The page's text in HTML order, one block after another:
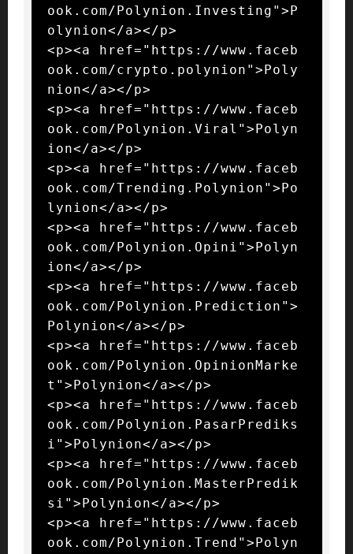
ook.com/Polynion.Investing">P
olynion</a></p>
<p><a href="https://www.faceb
ook.com/crypto.polynion">Poly
nion</a></p>
<p><a href="https://www.faceb
ook.com/Polynion.Viral">Polyn
ion</a></p>
<p><a href="https://www.faceb
ook.com/Trending.Polynion">Po
lynion</a></p>
<p><a href="https://www.faceb
ook.com/Polynion.Opini">Polyn
ion</a></p>
<p><a href="https://www.faceb
ook.com/Polynion.Prediction">
Polynion</a></p>
<p><a href="https://www.faceb
ook.com/Polynion.OpinionMarke
t">Polynion</a></p>
<p><a href="https://www.faceb
ook.com/Polynion.PasarPrediks
i">Polynion</a></p>
<p><a href="https://www.faceb
ook.com/Polynion.MasterPredik
si">Polynion</a></p>
<p><a href="https://www.faceb
ook.com/Polynion.Trend">Polyn